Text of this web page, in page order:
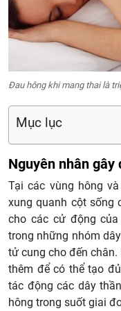
Đau hông khi mang thai là
Mục lục
Nguyên nhân
Tại các vùng hông
xung quanh cột sống
cho các cử động
trong những nhóm
tử cung cho đến
thêm để có thể tạo
tác động các dây
hông trong suốt giai